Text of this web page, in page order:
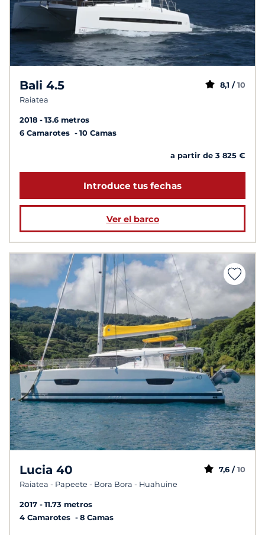
Bali 4.5
Raiatea
8,1 / 10
2018
13.6 metros
6 Camarotes
10 Camas
a partir de 3 825 €
Introduce tus fechas
Ver el barco
Lucia 40
Raiatea - Papeete - Bora Bora - Huahuine
7,6 / 10
2017
11.73 metros
4 Camarotes
8 Camas